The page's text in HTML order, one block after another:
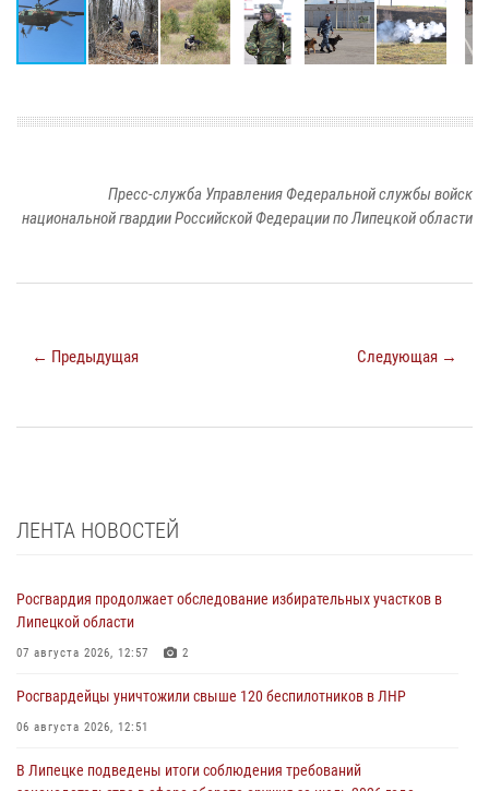
Пресс-служба Управления Федеральной службы войск
национальной гвардии Российской Федерации по Липецкой области
← Предыдущая Следующая →
ЛЕНТА НОВОСТЕЙ
Росгвардия продолжает обследование избирательных участков в
Липецкой области
07 августа 2026, 12:57 2
Росгвардейцы уничтожили свыше 120 беспилотников в ЛНР
06 августа 2026, 12:51
В Липецке подведены итоги соблюдения требований